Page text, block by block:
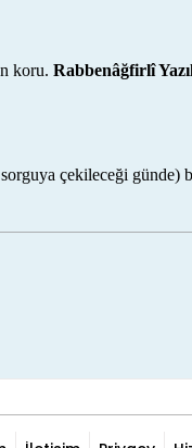
koru. Rabbenâğfirlî
çekileceği günde)